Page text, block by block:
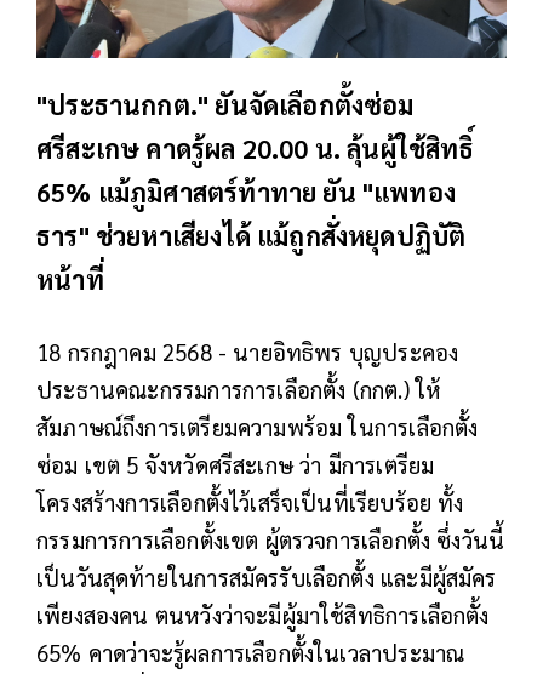
"ประธานกกต." ยันจัดเลือกตั้งซ่อม
ศรีสะเกษ คาดรู้ผล 20.00 น. ลุ้นผู้ใช้สิทธิ์
65% แม้ภูมิศาสตร์ท้าทาย ยัน "แพทอง
ธาร" ช่วยหาเสียงได้ แม้ถูกสั่งหยุดปฏิบัติ
หน้าที่
18 กรกฎาคม 2568 - นายอิทธิพร บุญประคอง
ประธานคณะกรรมการการเลือกตั้ง (กกต.) ให้
สัมภาษณ์ถึงการเตรียมความพร้อม ในการเลือกตั้ง
ซ่อม เขต 5 จังหวัดศรีสะเกษ ว่า มีการเตรียม
โครงสร้างการเลือกตั้งไว้เสร็จเป็นที่เรียบร้อย ทั้ง
กรรมการการเลือกตั้งเขต ผู้ตรวจการเลือกตั้ง ซึ่งวันนี้
เป็นวันสุดท้ายในการสมัครรับเลือกตั้ง และมีผู้สมัคร
เพียงสองคน ตนหวังว่าจะมีผู้มาใช้สิทธิการเลือกตั้ง
65% คาดว่าจะรู้ผลการเลือกตั้งในเวลาประมาณ